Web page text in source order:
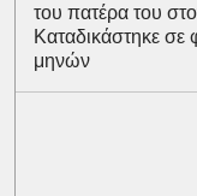
του πατέρα του
Καταδικάστηκε σε
μηνών